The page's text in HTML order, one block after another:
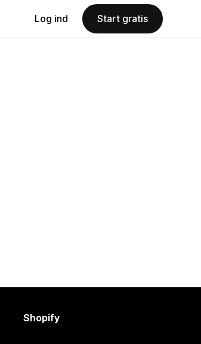
Log ind Start gratis
Shopify